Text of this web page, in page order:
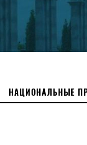
НАЦИОНАЛЬНЫЕ